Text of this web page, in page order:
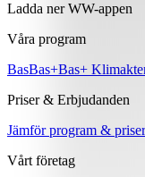
Ladda ner WW-appen
Våra program
BasBas+Bas+
Priser & Erbjudanden
Jämför program & priser
Vårt företag